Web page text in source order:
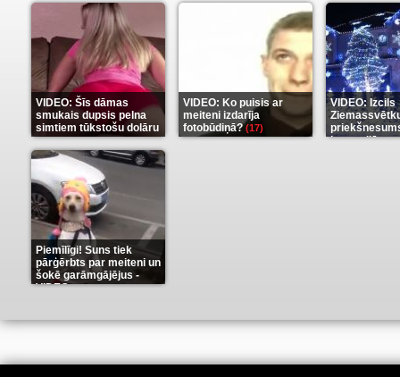
VIDEO: Šīs dāmas
smukais dupsis pelna
simtiem tūkstošu dolāru
(9)
VIDEO: Ko puisis ar
meiteni izdarīja
fotobūdiņā?(17)
VIDEO: Izcils
karu stilā(7)
Piemīlīgi! Suns tiek
pārģērbts par meiteni un
šokē garāmgājējus -
VIDEO(8)